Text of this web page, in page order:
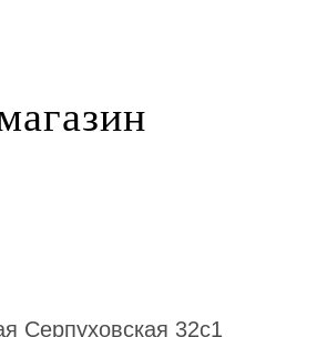
Серпуховская 32с1